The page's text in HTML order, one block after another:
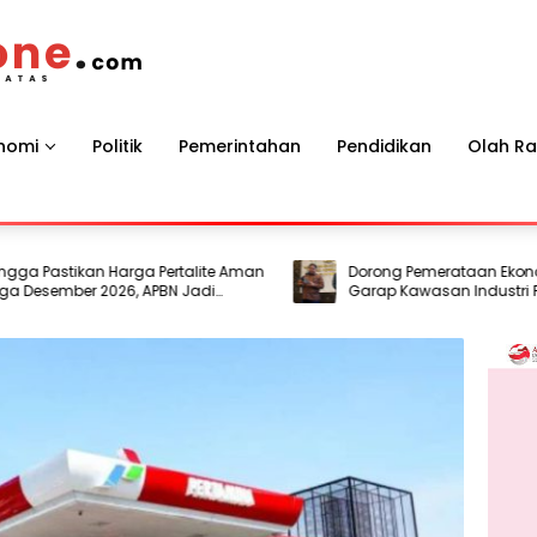
Politik Pemerintahan Pendidikan Olah
Harga Pertalite Aman
2026, APBN Jadi
Gejolak Global
Dorong Pemerataan Ekonomi,
Garap Kawasan Industri Pertama di
Madura